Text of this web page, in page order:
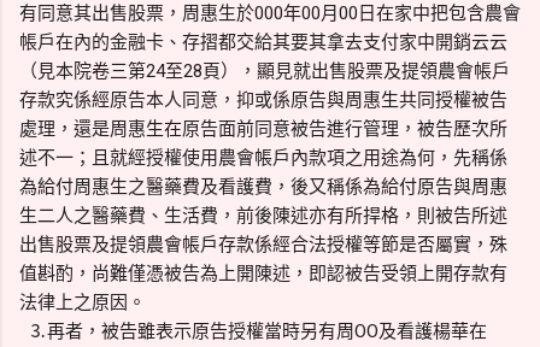
有同意其出售股票，周惠生於000年00月00日在家中把包含農會
帳戶在內的金融卡、存摺都交給其要其拿去支付家中開銷云云
（見本院卷三第24至28頁），顯見就出售股票及提領農會帳戶
存款究係經原告本人同意，抑或係原告與周惠生共同授權被告
處理，還是周惠生在原告面前同意被告進行管理，被告歷次所
述不一；且就經授權使用農會帳戶內款項之用途為何，先稱係
為給付周惠生之醫藥費及看護費，後又稱係為給付原告與周惠
生二人之醫藥費、生活費，前後陳述亦有所捍格，則被告所述
出售股票及提領農會帳戶存款係經合法授權等節是否屬實，殊
值斟酌，尚難僅憑被告為上開陳述，即認被告受領上開存款有
法律上之原因。
⒊再者，被告雖表示原告授權當時另有周OO及看護楊華在